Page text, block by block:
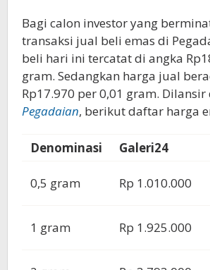
Bagi calon investor yang
transaksi jual beli emas di
beli hari ini tercatat di angka
gram. Sedangkan harga jual
Rp17.970 per 0,01 gram. Dilansir
Pegadaian, berikut daftar harga
Denominasi Galeri24
0,5 gram Rp 1.010.000
1 gram Rp 1.925.000